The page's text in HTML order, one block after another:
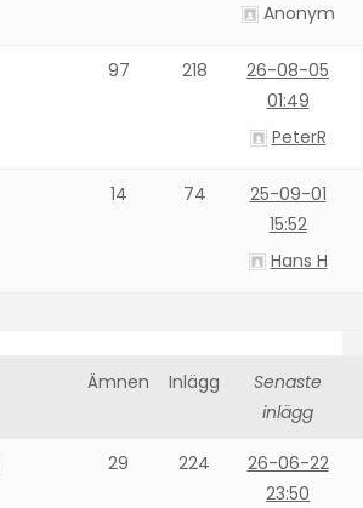
Anonym
97 218
26-08-05
01:49
PeterR
14 74
25-09-01
15:52
Hans H
Ämnen Inlägg
Senaste
inlägg
29 224
26-06-22
23:50